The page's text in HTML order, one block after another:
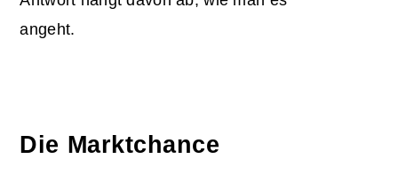
angeht.
Die Marktchance